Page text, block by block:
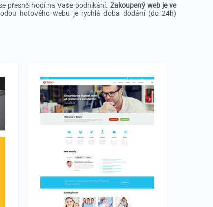
přesně hodí na Vaše podnikání.Zakoupený web je ve
hotového webu je rychlá doba dodání (do 24h)